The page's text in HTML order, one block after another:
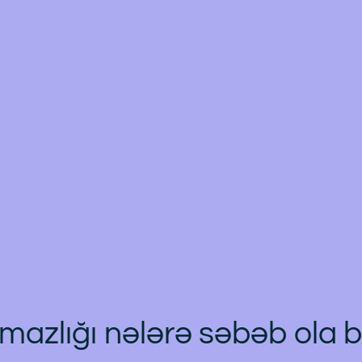
nələrə səbəb ola